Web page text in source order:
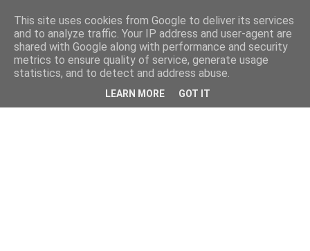
This site uses cookies from Google to deliver its services
and to analyze traffic. Your IP address and user-agent are
shared with Google along with performance and security
metrics to ensure quality of service, generate usage
statistics, and to detect and address abuse.
LEARN MORE GOT IT